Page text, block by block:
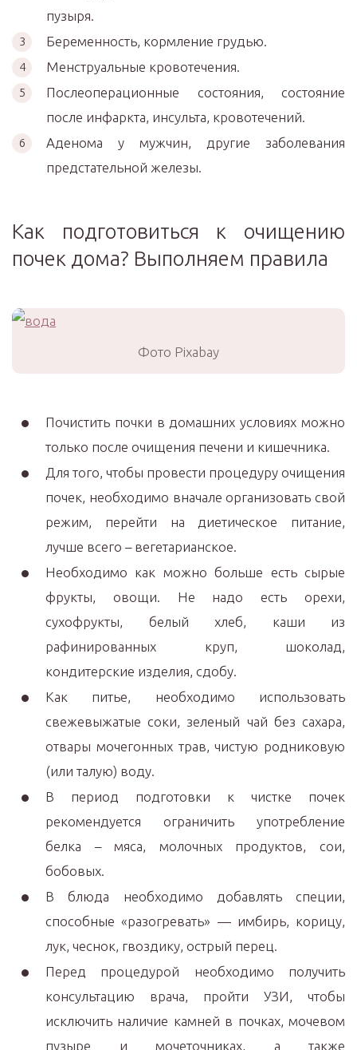
пузыря.
Беременность, кормление грудью.
Менструальные кровотечения.
Послеоперационные состояния, состояние
после инфаркта, инсульта, кровотечений.
Аденома у мужчин, другие заболевания
предстательной железы.
Как подготовиться к очищению
почек дома? Выполняем правила
Фото Pixabay
Почистить почки в домашних условиях можно
только после очищения печени и кишечника.
Для того, чтобы провести процедуру очищения
почек, необходимо вначале организовать свой
режим, перейти на диетическое питание,
лучше всего – вегетарианское.
Необходимо как можно больше есть сырые
фрукты, овощи. Не надо есть орехи,
сухофрукты, белый хлеб, каши из
рафинированных круп, шоколад,
кондитерские изделия, сдобу.
Как питье, необходимо использовать
свежевыжатые соки, зеленый чай без сахара,
отвары мочегонных трав, чистую родниковую
(или талую) воду.
В период подготовки к чистке почек
рекомендуется ограничить употребление
белка – мяса, молочных продуктов, сои,
бобовых.
В блюда необходимо добавлять специи,
способные «разогревать» — имбирь, корицу,
лук, чеснок, гвоздику, острый перец.
Перед процедурой необходимо получить
консультацию врача, пройти УЗИ, чтобы
исключить наличие камней в почках, мочевом
пузыре и мочеточниках, а также